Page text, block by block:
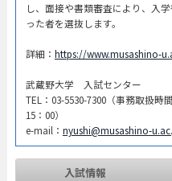
し、面接や書類審査により、入
った者を選抜します。
詳細： https://www.musashino-
武蔵野大学 入試センター
TEL：03-5530-7300（事務取扱
15：00）
e-mail： nyushi@musashino-
入試情報